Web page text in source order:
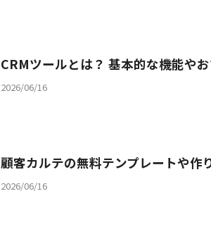
CRMツールとは？ 基本的な機能や
2026/06/16
顧客カルテの無料テンプレートや作
2026/06/16